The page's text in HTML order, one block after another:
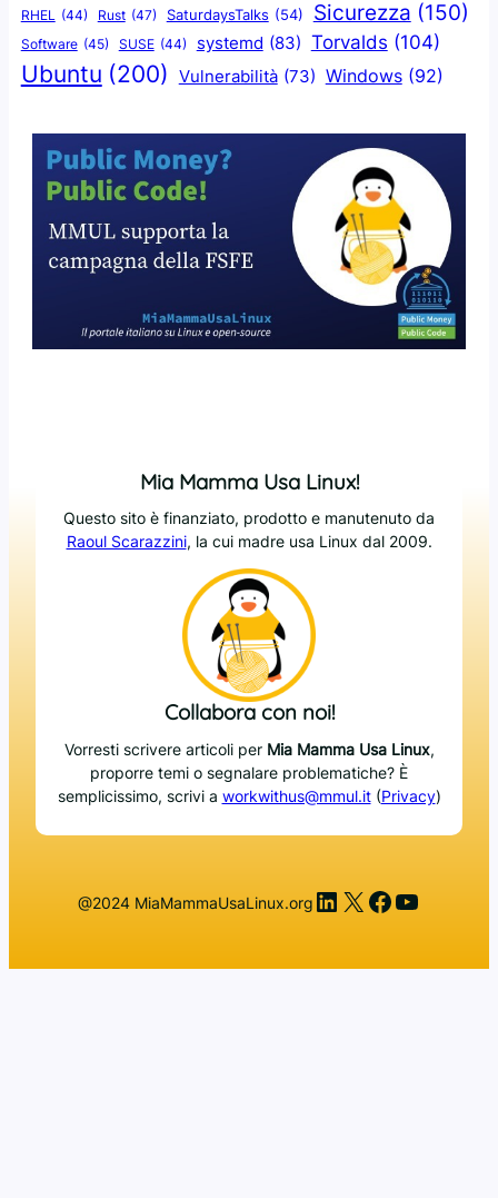
RHEL (44) Rust (47) SaturdaysTalks (54) Sicurezza (150)
Software (45) SUSE (44) systemd (83) Torvalds (104)
Ubuntu (200) Vulnerabilità (73) Windows (92)
Mia Mamma Usa Linux!
Questo sito è finanziato, prodotto e manutenuto da
Raoul Scarazzini, la cui madre usa Linux dal 2009.
Collabora con noi!
Vorresti scrivere articoli per Mia Mamma Usa Linux,
proporre temi o segnalare problematiche? È
semplicissimo, scrivi a workwithus@mmul.it(Privacy)
@2024 MiaMammaUsaLinux.org LinkedIn
X Facebook